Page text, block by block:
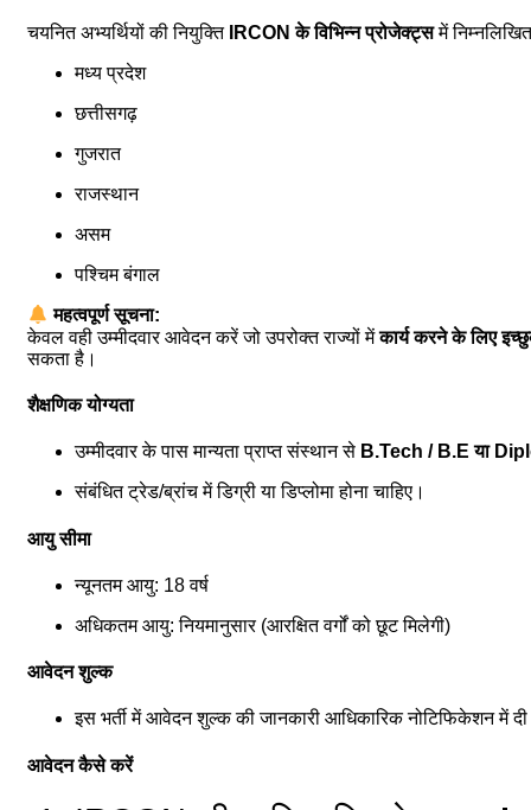
चयनित अभ्यर्थियों की नियुक्ति IRCON के विभिन्न प्रोजेक्ट्समें निम्नलिखित
मध्य प्रदेश
छत्तीसगढ़
गुजरात
राजस्थान
असम
पश्चिम बंगाल
महत्वपूर्ण सूचना:
केवल वही उम्मीदवार आवेदन करें जो उपरोक्त राज्यों मेंकार्य करने के लिए
सकता है।
शैक्षणिक योग्यता
उम्मीदवार के पास मान्यता प्राप्त संस्थान से B.Tech / B.E या
संबंधित ट्रेड/ब्रांच में डिग्री या डिप्लोमा होना चाहिए।
आयु सीमा
न्यूनतम आयु: 18 वर्ष
अधिकतम आयु: नियमानुसार (आरक्षित वर्गों को छूट मिलेगी)
आवेदन शुल्क
इस भर्ती में आवेदन शुल्क की जानकारी आधिकारिक नोटिफिकेशन में
आवेदन कैसे करें